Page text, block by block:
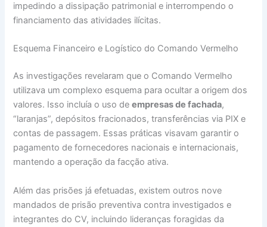
impedindo a dissipação patrimonial e interrompendo o
financiamento das atividades ilícitas.
Esquema Financeiro e Logístico do Comando Vermelho
As investigações revelaram que o Comando Vermelho
utilizava um complexo esquema para ocultar a origem dos
valores. Isso incluía o uso deempresas de fachada,
“laranjas”, depósitos fracionados, transferências via PIX e
contas de passagem. Essas práticas visavam garantir o
pagamento de fornecedores nacionais e internacionais,
mantendo a operação da facção ativa.
Além das prisões já efetuadas, existem outros nove
mandados de prisão preventiva contra investigados e
integrantes do CV, incluindo lideranças foragidas da